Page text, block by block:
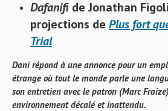
Dafanifi de Jonathan Figoli
projections de Plus fort
Trial
Dani répond à une annonce pour un
étrange où tout le monde parle une
son entretien avec le patron (Marc
environnement décalé et inattendu.